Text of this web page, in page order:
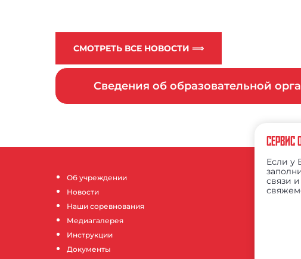
СМОТРЕТЬ ВСЕ НОВОСТИ ⟹
Сведения об образовательной
Об учреждении
Новости
Наши соревнования
Медиагалерея
Инструкции
Документы
СЕРВИС
Если у
связи